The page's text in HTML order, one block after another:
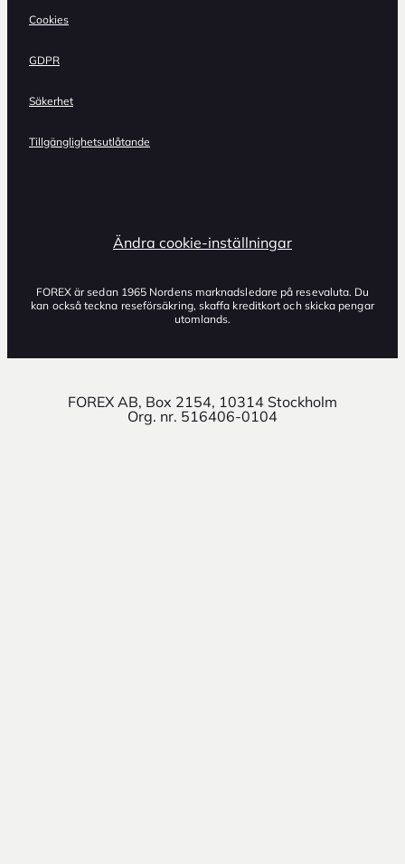
Cookies
GDPR
Säkerhet
Tillgänglighetsutlåtande
Ändra cookie-inställningar
FOREX är sedan 1965 Nordens marknadsledare på resevaluta. Du
kan också teckna reseförsäkring, skaffa kreditkort och skicka pengar
utomlands.
FOREX AB, Box 2154, 10314 Stockholm
Org. nr. 516406-0104